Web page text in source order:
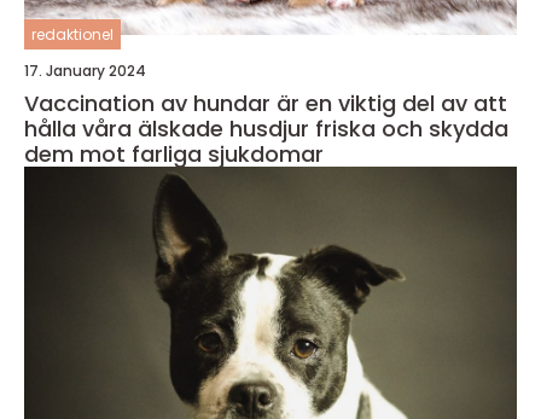
redaktionel
17. January 2024
Vaccination av hundar är en viktig del av att
hålla våra älskade husdjur friska och skydda
dem mot farliga sjukdomar